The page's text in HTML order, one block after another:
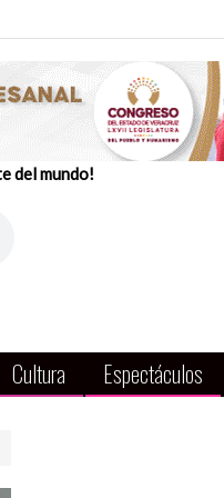
del mundo!
Cultura Espectáculos